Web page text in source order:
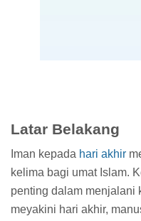
Latar Belakang
Iman kepada hari akhir
kelima bagi umat Islam.
penting dalam menjalani
meyakini hari akhir,